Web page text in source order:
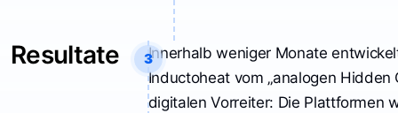
Resultate 3Innerhalb weniger Monate
Inductoheat vom „analogen Hidden
digitalen Vorreiter: Die Plattformen